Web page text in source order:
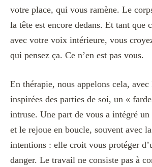
votre place, qui vous ramène. Le
la tête est encore dedans. Et tant que
avec votre voix intérieure, vous
qui pensez ça. Ce n’en est pas vous.
En thérapie, nous appelons cela, avec
inspirées des parties de soi, un «
intruse. Une part de vous a intégré un
et le rejoue en boucle, souvent avec
intentions : elle croit vous protéger
danger. Le travail ne consiste pas à